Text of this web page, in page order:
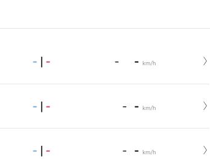
- | - - - km/h
- | - - - km/h
- | - - - km/h